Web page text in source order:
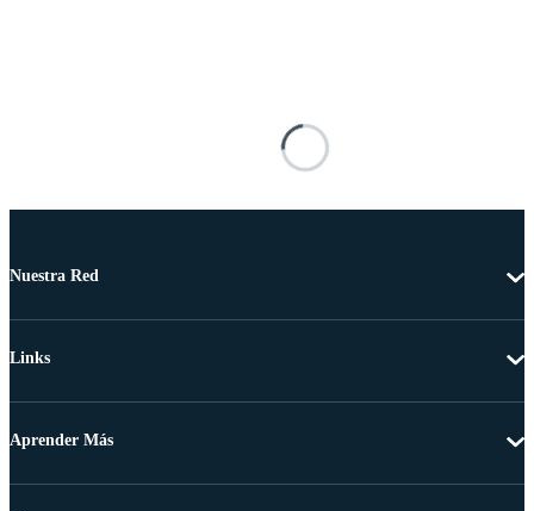
Nuestra Red
Links
Aprender Más